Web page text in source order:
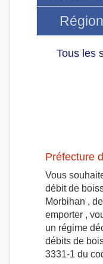
Région
Tous les
Préfecture
Vous
débit de
Morbihan ,
emporter ,
un régime
débits de
3331-1 du